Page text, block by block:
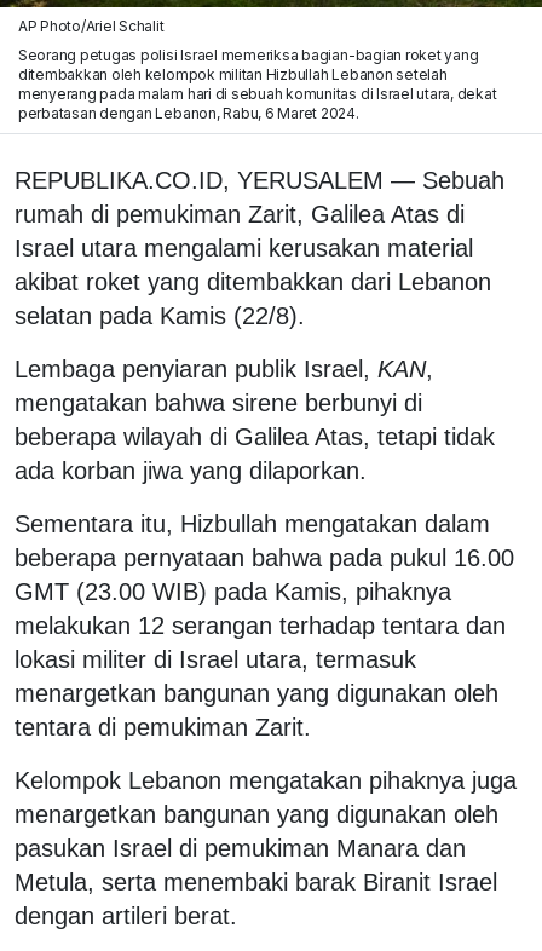
AP Photo/Ariel Schalit
Seorang petugas polisi Israel memeriksa bagian-bagian roket yang
ditembakkan oleh kelompok militan Hizbullah Lebanon setelah
menyerang pada malam hari di sebuah komunitas di Israel utara, dekat
perbatasan dengan Lebanon, Rabu, 6 Maret 2024.
REPUBLIKA.CO.ID, YERUSALEM — Sebuah
rumah di pemukiman Zarit, Galilea Atas di
Israel utara mengalami kerusakan material
akibat roket yang ditembakkan dari Lebanon
selatan pada Kamis (22/8).
Lembaga penyiaran publik Israel, KAN,
mengatakan bahwa sirene berbunyi di
beberapa wilayah di Galilea Atas, tetapi tidak
ada korban jiwa yang dilaporkan.
Sementara itu, Hizbullah mengatakan dalam
beberapa pernyataan bahwa pada pukul 16.00
GMT (23.00 WIB) pada Kamis, pihaknya
melakukan 12 serangan terhadap tentara dan
lokasi militer di Israel utara, termasuk
menargetkan bangunan yang digunakan oleh
tentara di pemukiman Zarit.
Kelompok Lebanon mengatakan pihaknya juga
menargetkan bangunan yang digunakan oleh
pasukan Israel di pemukiman Manara dan
Metula, serta menembaki barak Biranit Israel
dengan artileri berat.